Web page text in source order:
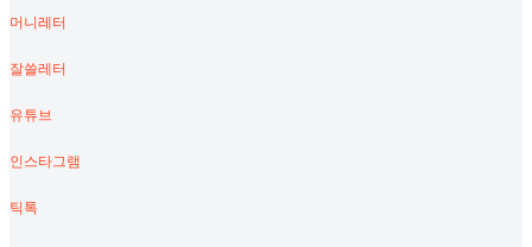
머니레터
잘쓸레터
유튜브
인스타그램
틱톡